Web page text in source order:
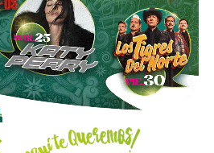
en San Luis Potosí.
MiTaxi será la plataforma oficial
2026